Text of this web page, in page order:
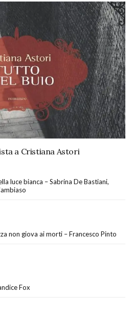
a Cristiana Astori
luce bianca – Sabrina De Bastiani,
non giova ai morti – Francesco Pinto
Fox